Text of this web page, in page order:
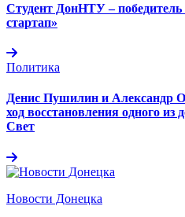
Студент ДонНТУ – победитель
стартап»
Политика
Денис Пушилин и Александр
ход восстановления одного из
Свет
Новости Донецка